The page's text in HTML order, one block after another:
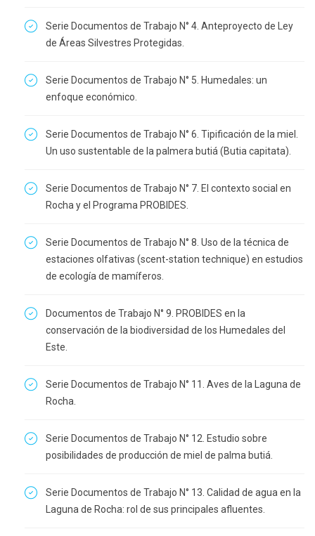
Serie Documentos de Trabajo N° 4. Anteproyecto de Ley
de Áreas Silvestres Protegidas.
Serie Documentos de Trabajo N° 5. Humedales: un
enfoque económico.
Serie Documentos de Trabajo N° 6. Tipificación de la miel.
Un uso sustentable de la palmera butiá (Butia capitata).
Serie Documentos de Trabajo N° 7. El contexto social en
Rocha y el Programa PROBIDES.
Serie Documentos de Trabajo N° 8. Uso de la técnica de
estaciones olfativas (scent-station technique) en estudios
de ecología de mamíferos.
Documentos de Trabajo N° 9. PROBIDES en la
conservación de la biodiversidad de los Humedales del
Este.
Serie Documentos de Trabajo N° 11. Aves de la Laguna de
Rocha.
Serie Documentos de Trabajo N° 12. Estudio sobre
posibilidades de producción de miel de palma butiá.
Serie Documentos de Trabajo N° 13. Calidad de agua en la
Laguna de Rocha: rol de sus principales afluentes.